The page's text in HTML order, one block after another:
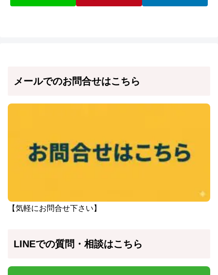
メールでのお問合せはこちら
【気軽にお問合せ下さい】
LINEでの質問・相談はこちら